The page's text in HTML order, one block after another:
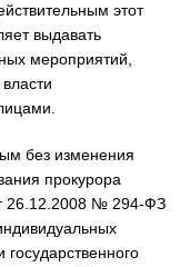
этот
выдавать
мероприятий,
без изменения
прокурора
26.12.2008 № 294-ФЗ